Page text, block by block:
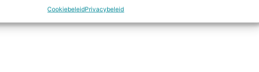
CookiebeleidPrivacybeleid
Mavic,Mini,Phantomof ? Wij lossen het op,